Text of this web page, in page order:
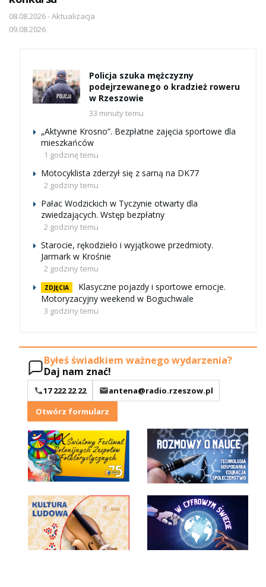
08.08.2026 - Aktualizacja
09.08.2026
Policja szuka mężczyzny
podejrzewanego o kradzież roweru
w Rzeszowie
33 minuty temu
„Aktywne Krosno”. Bezpłatne zajęcia sportowe dla
mieszkańców
1 godzinę temu
Motocyklista zderzył się z sarną na DK77
2 godziny temu
Pałac Wodzickich w Tyczynie otwarty dla
zwiedzających. Wstęp bezpłatny
2 godziny temu
Starocie, rękodzieło i wyjątkowe przedmioty.
Jarmark w Krośnie
2 godziny temu
ZDJĘCIA
Klasyczne pojazdy i sportowe emocje.
Motoryzacyjny weekend w Boguchwale
3 godziny temu
Byłeś świadkiem ważnego wydarzenia?
Daj nam znać!
17 222 22 22
antena@radio.rzeszow.pl
Otwórz formularz